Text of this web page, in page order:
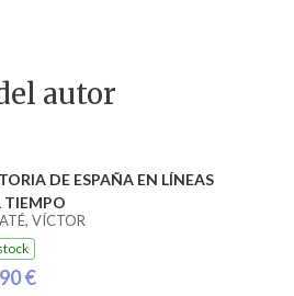
autor
DE ESPAÑA EN LÍNEAS
TIEMPO
VÍCTOR
€